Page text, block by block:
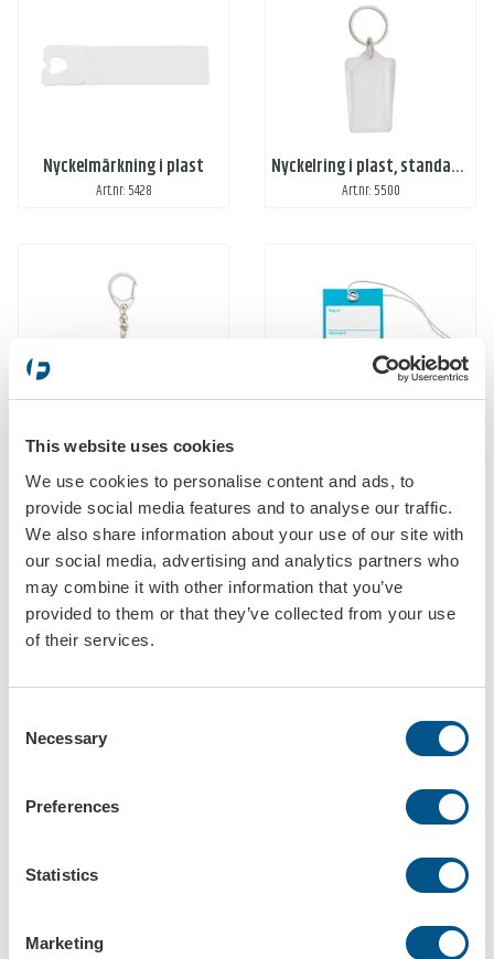
This website uses cookies
We use cookies to personalise content and ads, to
provide social media features and to analyse our traffic.
We also share information about your use of our site with
our social media, advertising and analytics partners who
may combine it with other information that you’ve
provided to them or that they’ve collected from your use
of their services.
Selection
Necessary
Preferences
Statistics
Marketing
Nyckelmärkning i plast
Art.nr: 5428
Nyckelring i plast, standard utan tryck
Art.nr: 5500
Nyckelring i plast, standard utan tryck med karbinhake
Art.nr: 5508